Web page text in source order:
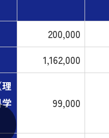
200,000
1,162,000
99,000